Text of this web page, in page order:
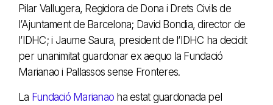
Pilar Vallugera, Regidora de Dona i Drets Civils de
l’Ajuntament de Barcelona; David Bondia, director de
l’IDHC; i Jaume Saura, president de l’IDHC ha decidit
per unanimitat guardonar ex aequo la Fundació
Marianao i Pallassos sense Fronteres.
La Fundació Marianao ha estat guardonada pel